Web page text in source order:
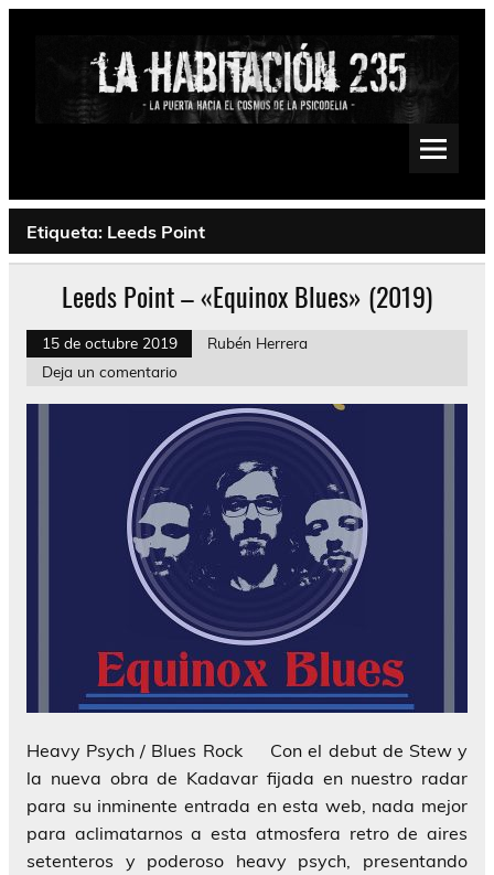
Saltar
Psychedelic, Stoner, Doom, Sludge, Fuzz, Space, Drone
Etiqueta: Leeds Point
Leeds Point – «Equinox Blues» (2019)
15 de octubre 2019
Rubén Herrera
Deja un comentario
Heavy Psych / Blues Rock Con el debut de Stew y
la nueva obra de Kadavar fijada en nuestro radar
para su inminente entrada en esta web, nada mejor
para aclimatarnos a esta atmosfera retro de aires
setenteros y poderoso heavy psych, presentando